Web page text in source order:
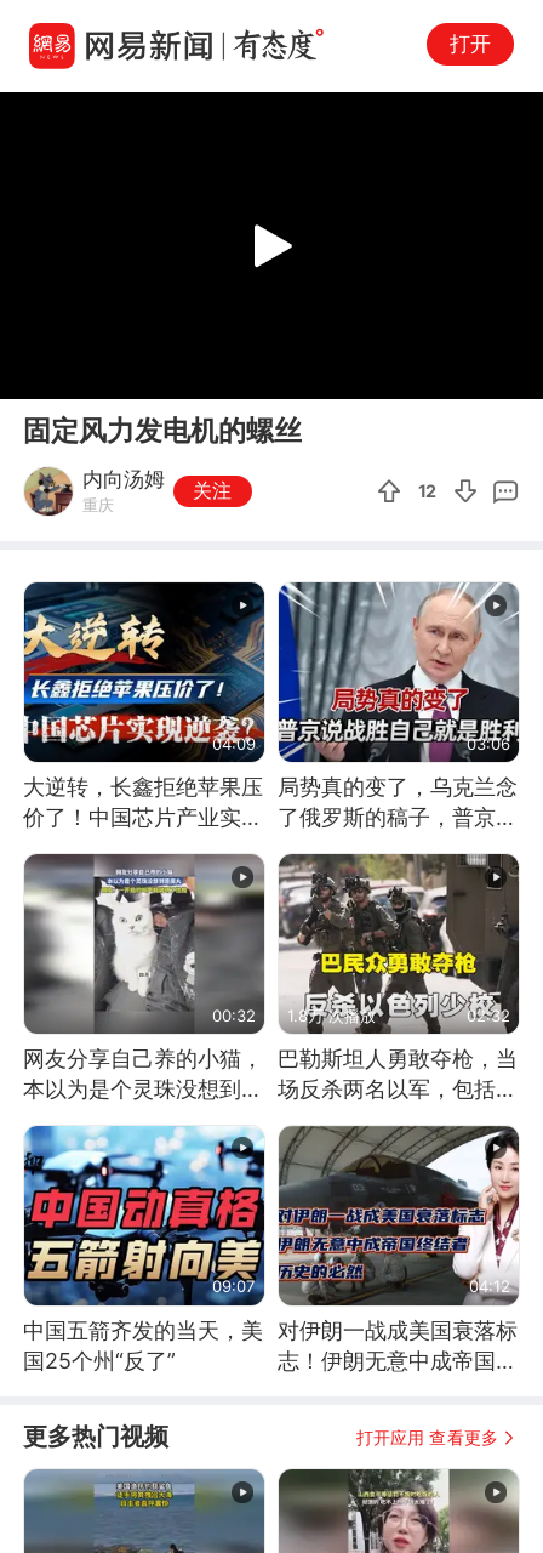
打开
Play
固定风力发电机的螺丝
内向汤姆
重庆
关注 12
04:09
大逆转，长鑫拒绝苹果压
价了！中国芯片产业实现
怎样的逆袭？
03:06
局势真的变了，乌克兰念
了俄罗斯的稿子，普京说
战胜自己就是胜利
00:32
网友分享自己养的小猫，
本以为是个灵珠没想到是
1.8万 次播放 02:32
巴勒斯坦人勇敢夺枪，当
场反杀两名以军，包括一
09:07
中国五箭齐发的当天，美
国25个州“反了”
04:12
对伊朗一战成美国衰落标
志！伊朗无意中成帝国终
更多热门视频 打开应用 查看更多